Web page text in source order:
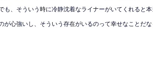
、そういう時に冷静沈着なライナーがいてくれると
心強いし、そういう存在がいるのって幸せなことだな